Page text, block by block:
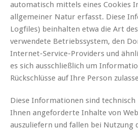
automatisch mittels eines Cookies
allgemeiner Natur erfasst. Diese
Logfiles) beinhalten etwa die Art
verwendete Betriebssystem, den
Internet-Service-Providers und
es sich ausschließlich um
Rückschlüsse auf Ihre Person
Diese Informationen sind
Ihnen angeforderte Inhalte von
auszuliefern und fallen bei Nutzung